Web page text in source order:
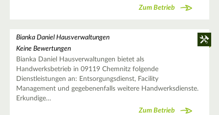
Zum Betrieb
Bianka Daniel Hausverwaltungen
Keine Bewertungen
Bianka Daniel Hausverwaltungen bietet als
Handwerksbetrieb in 09119 Chemnitz folgende
Dienstleistungen an: Entsorgungsdienst, Facility
Management und gegebenenfalls weitere Handwerksdienste.
Erkundige…
Zum Betrieb